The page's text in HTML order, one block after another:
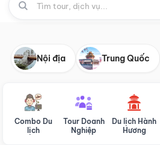
Nội địa Trung Quốc
Combo Du
lịch
Tour Doanh
Nghiệp
Du lịch Hành
Hương